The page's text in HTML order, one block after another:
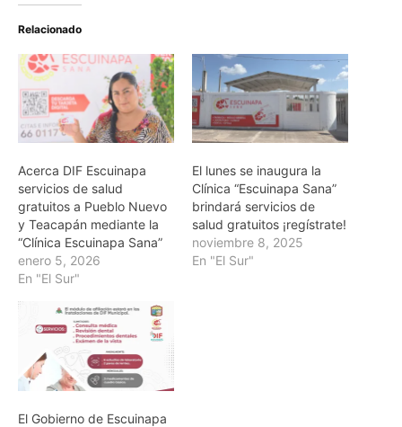
Relacionado
Acerca DIF Escuinapa
servicios de salud
gratuitos a Pueblo Nuevo
y Teacapán mediante la
“Clínica Escuinapa Sana”
enero 5, 2026
En "El Sur"
El lunes se inaugura la
Clínica “Escuinapa Sana”
brindará servicios de
salud gratuitos ¡regístrate!
noviembre 8, 2025
En "El Sur"
El Gobierno de Escuinapa